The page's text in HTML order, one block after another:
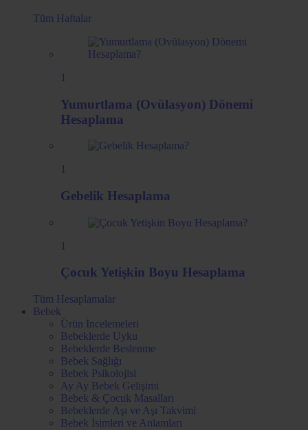
Tüm Haftalar
1
Yumurtlama (Ovülasyon) Dönemi
Hesaplama
1
Gebelik Hesaplama
1
Çocuk Yetişkin Boyu Hesaplama
Tüm Hesaplamalar
Bebek
Ürün İncelemeleri
Bebeklerde Uyku
Bebeklerde Beslenme
Bebek Sağlığı
Bebek Psikolojisi
Ay Ay Bebek Gelişimi
Bebek & Çocuk Masalları
Bebeklerde Aşı ve Aşı Takvimi
Bebek İsimleri ve Anlamları